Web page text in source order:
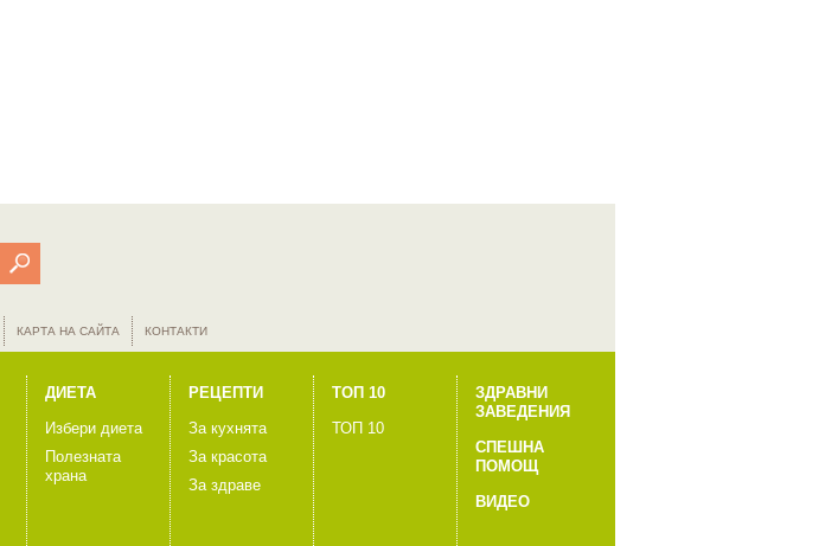
КАРТА НА САЙТА КОНТАКТИ
ДИЕТА
Избери диета
Полезната
храна
РЕЦЕПТИ
За кухнята
За красота
За здраве
ТОП 10
ТОП 10
ЗДРАВНИ
ЗАВЕДЕНИЯ
СПЕШНА
ПОМОЩ
ВИДЕО